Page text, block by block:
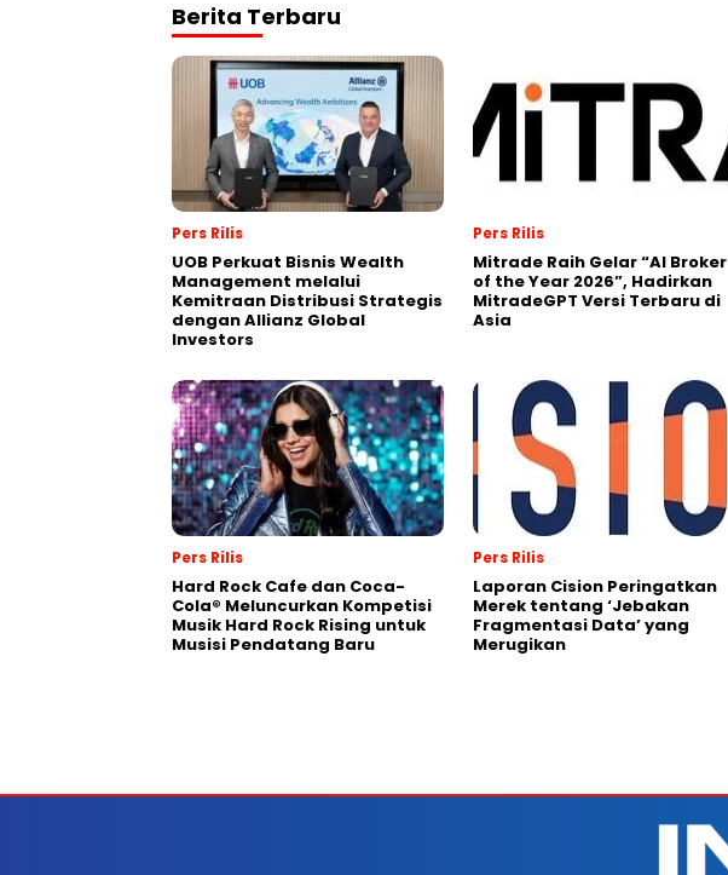
Berita Terbaru
Pers Rilis
UOB Perkuat Bisnis Wealth
Management melalui
Kemitraan Distribusi Strategis
dengan Allianz Global
Investors
Pers Rilis
Mitrade Raih Gelar “AI Broker
of the Year 2026”, Hadirkan
MitradeGPT Versi Terbaru di
Asia
Pers Rilis
Hard Rock Cafe dan Coca-
Cola® Meluncurkan Kompetisi
Musik Hard Rock Rising untuk
Musisi Pendatang Baru
Pers Rilis
Laporan Cision Peringatkan
Merek tentang ‘Jebakan
Fragmentasi Data’ yang
Merugikan